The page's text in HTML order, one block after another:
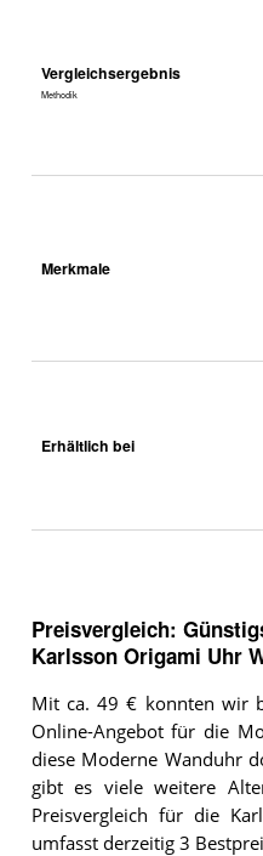
Vergleichsergebnis
Methodik
Merkmale
Erhältlich bei
Preisvergleich:
Karlsson Origami Uhr
Mit ca. 49 € konnten wir
Online-Angebot für die
diese Moderne Wanduhr
gibt es viele weitere
Preisvergleich für die
umfasst derzeitig 3